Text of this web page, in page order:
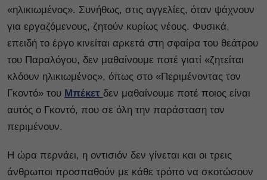
«ηλικιωμένος». Συνήθως, στις αγγελίες, όταν ψάχνουν
για εργαζόμενους, ζητούν κυρίως νέους. Φυσικά,
επειδή το έργο κινείται αρκετά στη σφαίρα του θεάτρου
του Παραλόγου, δεν μαθαίνουμε ποτέ γιατί «ζητείται
κλόουν ηλικιωμένος», όπως στο «Περιμένοντας τον
Γκοντό» του Μπέκετ δεν μαθαίνουμε ποτέ ποιος είναι
αυτός ο Γκοντό, που σε όλη την παράσταση τον
περιμένουν.
Η ώρα περνάει, η οντισιόν δεν γίνεται και οι τρεις
άνθρωποι προσπαθούν με κάθε τρόπο να σκοτώσουν